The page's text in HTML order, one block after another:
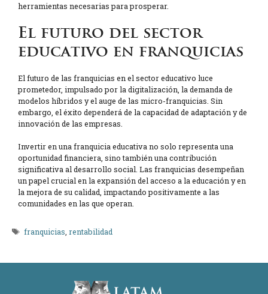
herramientas necesarias para prosperar.
El futuro del sector
educativo en franquicias
El futuro de las franquicias en el sector educativo luce
prometedor, impulsado por la digitalización, la demanda de
modelos híbridos y el auge de las micro-franquicias. Sin
embargo, el éxito dependerá de la capacidad de adaptación y de
innovación de las empresas.
Invertir en una franquicia educativa no solo representa una
oportunidad financiera, sino también una contribución
significativa al desarrollo social. Las franquicias desempeñan
un papel crucial en la expansión del acceso a la educación y en
la mejora de su calidad, impactando positivamente a las
comunidades en las que operan.
Etiquetas
franquicias ,rentabilidad